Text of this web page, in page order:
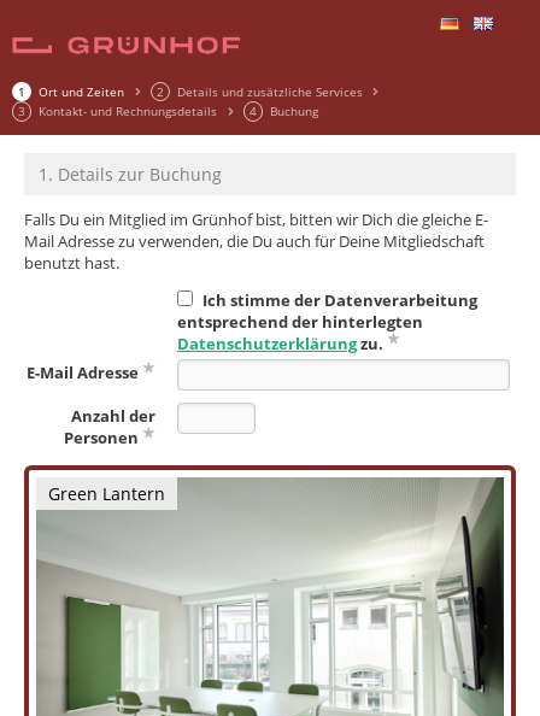
1 Ort und Zeiten 2
Details und zusätzliche Services
3
Kontakt- und Rechnungsdetails 4 Buchung
1. Details zur Buchung
Falls Du ein Mitglied im Grünhof bist, bitten wir Dich die gleiche E-
Mail Adresse zu verwenden, die Du auch für Deine Mitgliedschaft
benutzt hast.
Ich stimme der Datenverarbeitung
entsprechend der hinterlegten
Datenschutzerklärungzu.
E-Mail Adresse
Anzahl der
Personen
Green Lantern